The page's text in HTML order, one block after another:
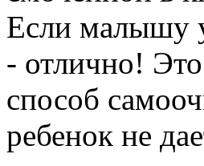
Если малышу
- отлично!
способ
ребенок не